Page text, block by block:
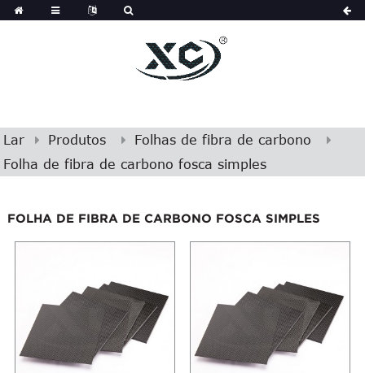
Lar Produtos
Folhas de fibra de carbono
Folha de fibra de carbono fosca simples
FOLHA DE FIBRA DE CARBONO FOSCA SIMPLES